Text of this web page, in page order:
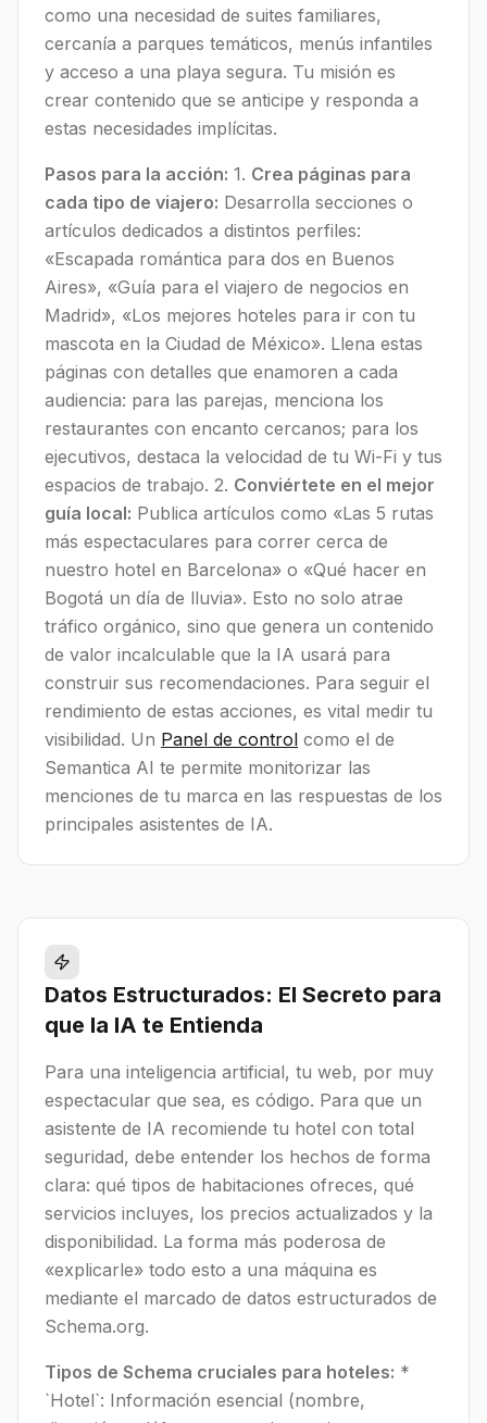
como una necesidad de suites familiares,
cercanía a parques temáticos, menús infantiles
y acceso a una playa segura. Tu misión es
crear contenido que se anticipe y responda a
estas necesidades implícitas.
Pasos para la acción: 1. Crea páginas para
cada tipo de viajero: Desarrolla secciones o
artículos dedicados a distintos perfiles:
«Escapada romántica para dos en Buenos
Aires», «Guía para el viajero de negocios en
Madrid», «Los mejores hoteles para ir con tu
mascota en la Ciudad de México». Llena estas
páginas con detalles que enamoren a cada
audiencia: para las parejas, menciona los
restaurantes con encanto cercanos; para los
ejecutivos, destaca la velocidad de tu Wi-Fi y tus
espacios de trabajo. 2. Conviértete en el mejor
guía local: Publica artículos como «Las 5 rutas
más espectaculares para correr cerca de
nuestro hotel en Barcelona» o «Qué hacer en
Bogotá un día de lluvia». Esto no solo atrae
tráfico orgánico, sino que genera un contenido
de valor incalculable que la IA usará para
construir sus recomendaciones. Para seguir el
rendimiento de estas acciones, es vital medir tu
visibilidad. Un Panel de control como el de
Semantica AI te permite monitorizar las
menciones de tu marca en las respuestas de los
principales asistentes de IA.
Datos Estructurados: El Secreto para
que la IA te Entienda
Para una inteligencia artificial, tu web, por muy
espectacular que sea, es código. Para que un
asistente de IA recomiende tu hotel con total
seguridad, debe entender los hechos de forma
clara: qué tipos de habitaciones ofreces, qué
servicios incluyes, los precios actualizados y la
disponibilidad. La forma más poderosa de
«explicarle» todo esto a una máquina es
mediante el marcado de datos estructurados de
Schema.org.
Tipos de Schema cruciales para hoteles: *
`Hotel`: Información esencial (nombre,